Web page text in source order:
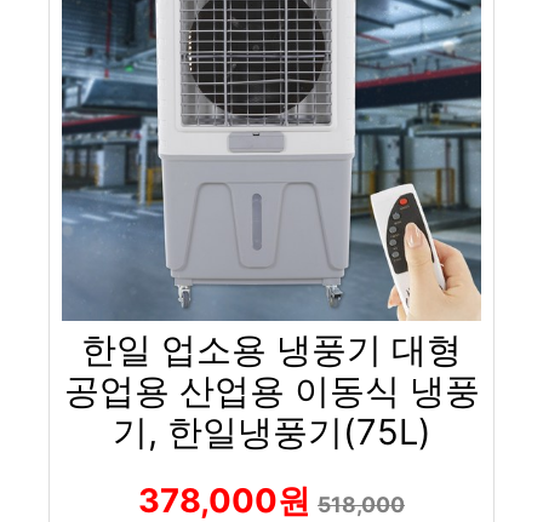
한일 업소용 냉풍기 대형
공업용 산업용 이동식 냉풍
기, 한일냉풍기(75L)
378,000원 518,000